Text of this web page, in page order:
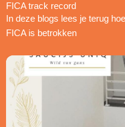
FICA track record
In deze blogs lees je terug
FICA is betrokken